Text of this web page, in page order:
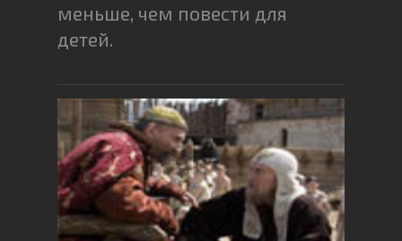
меньше, чем повести для
детей.